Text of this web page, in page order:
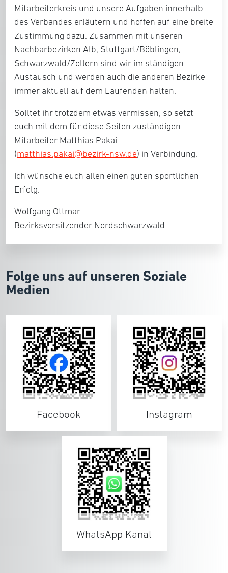
Mitarbeiterkreis und unsere Aufgaben innerhalb
des Verbandes erläutern und hoffen auf eine breite
Zustimmung dazu. Zusammen mit unseren
Nachbarbezirken Alb, Stuttgart/Böblingen,
Schwarzwald/Zollern sind wir im ständigen
Austausch und werden auch die anderen Bezirke
immer aktuell auf dem Laufenden halten.
Solltet ihr trotzdem etwas vermissen, so setzt
euch mit dem für diese Seiten zuständigen
Mitarbeiter Matthias Pakai
(matthias.pakai@bezirk-nsw.de) in Verbindung.
Ich wünsche euch allen einen guten sportlichen
Erfolg.
Wolfgang Ottmar
Bezirksvorsitzender Nordschwarzwald
Folge uns auf unseren Soziale
Medien
© Facebook Account Bezirk
Facebook
© Instagram Account Bezirk
Instagram
© WhatsApp Kanal Bezirk
WhatsApp Kanal